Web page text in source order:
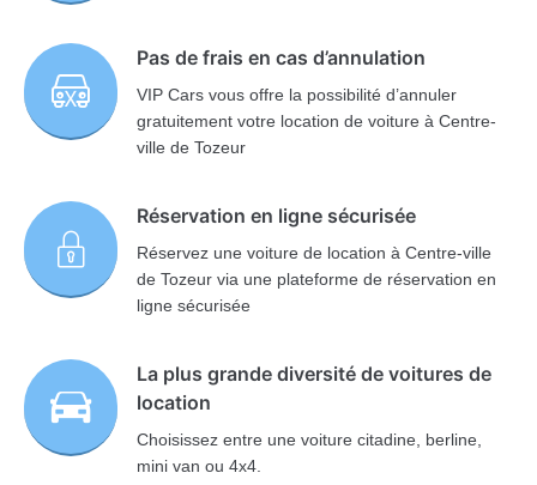
Pas de frais en cas d’annulation
VIP Cars vous offre la possibilité d’annuler
gratuitement votre location de voiture à Centre-
ville de Tozeur
Réservation en ligne sécurisée
Réservez une voiture de location à Centre-ville
de Tozeur via une plateforme de réservation en
ligne sécurisée
La plus grande diversité de voitures de
location
Choisissez entre une voiture citadine, berline,
mini van ou 4x4.